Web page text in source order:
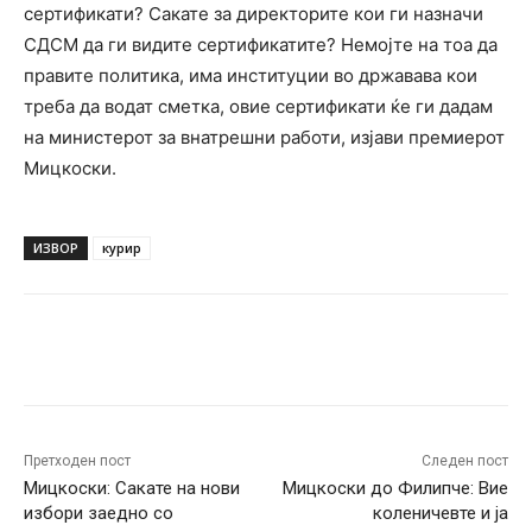
сертификати? Сакате за директорите кои ги назначи
СДСМ да ги видите сертификатите? Немојте на тоа да
правите политика, има институции во државава кои
треба да водат сметка, овие сертификати ќе ги дадам
на министерот за внатрешни работи, изјави премиерот
Мицкоски.
ИЗВОР курир
Претходен пост
Мицкоски: Сакате на нови
избори заедно со
Следен пост
Мицкоски до Филипче: Вие
коленичевте и ја